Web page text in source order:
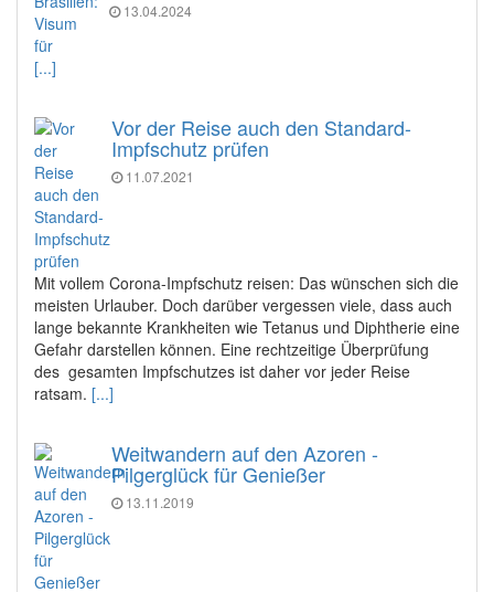
13.04.2024
[...]
Vor der Reise auch den Standard-
Impfschutz prüfen
11.07.2021
Mit vollem Corona-Impfschutz reisen: Das wünschen sich die
meisten Urlauber. Doch darüber vergessen viele, dass auch
lange bekannte Krankheiten wie Tetanus und Diphtherie eine
Gefahr darstellen können. Eine rechtzeitige Überprüfung
des gesamten Impfschutzes ist daher vor jeder Reise
ratsam. [...]
Weitwandern auf den Azoren -
Pilgerglück für Genießer
13.11.2019